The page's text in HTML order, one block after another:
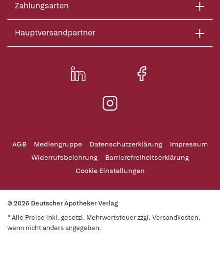
Zahlungsarten
Hauptversandpartner
AGB Mediengruppe Datenschutzerklärung
Impressum
Widerrufsbelehrung
Barrierefreiheitserklärung
Cookie Einstellungen
© 2026 Deutscher Apotheker Verlag
* Alle Preise inkl. gesetzl. Mehrwertsteuer zzgl. Versandkosten,
wenn nicht anders angegeben.